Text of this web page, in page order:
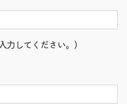
力してください。）